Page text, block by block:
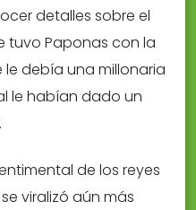
detalles sobre el
tuvo Paponas con la
debía una millonaria
le habían dado un
de los reyes
viralizó aún más